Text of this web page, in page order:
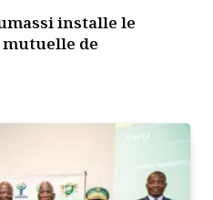
installe le
de